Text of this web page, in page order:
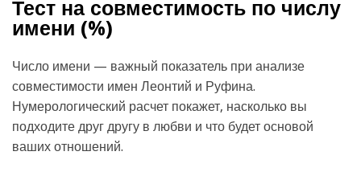
Тест на совместимость по числу
имени (%)
Число имени — важный показатель при анализе
совместимости имен Леонтий и Руфина.
Нумерологический расчет покажет, насколько вы
подходите друг другу в любви и что будет основой
ваших отношений.